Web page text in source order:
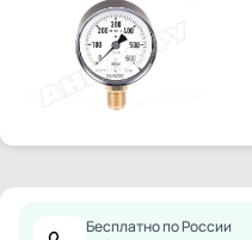
Бесплатно по России